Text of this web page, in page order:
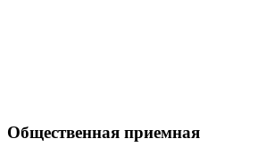
Общественная приемная